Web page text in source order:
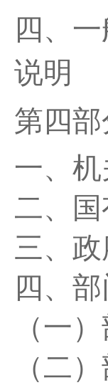
四、
说明
第四部
一、
二、
三、
四、
（一
（二